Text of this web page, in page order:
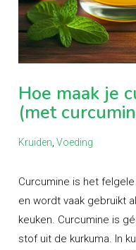
Hoe maak je
(met
Kruiden Voeding
Curcumine is het
en wordt vaak gebruikt
keuken. Curcumine is
stof uit de kurkuma. In